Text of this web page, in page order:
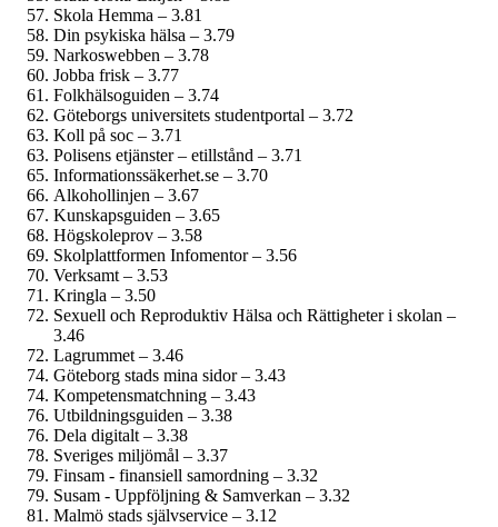
Skola Hemma – 3.81
Din psykiska hälsa – 3.79
Narkoswebben – 3.78
Jobba frisk – 3.77
Folkhälsoguiden – 3.74
Göteborgs universitets studentportal – 3.72
Koll på soc – 3.71
Polisens etjänster – etillstånd – 3.71
Informationssäkerhet.se – 3.70
Alkohollinjen – 3.67
Kunskapsguiden – 3.65
Högskoleprov – 3.58
Skolplattformen Infomentor – 3.56
Verksamt – 3.53
Kringla – 3.50
Sexuell och Reproduktiv Hälsa och Rättigheter i skolan –
3.46
Lagrummet – 3.46
Göteborg stads mina sidor – 3.43
Kompetensmatchning – 3.43
Utbildningsguiden – 3.38
Dela digitalt – 3.38
Sveriges miljömål – 3.37
Finsam - finansiell samordning – 3.32
Susam - Uppföljning & Samverkan – 3.32
Malmö stads självservice – 3.12